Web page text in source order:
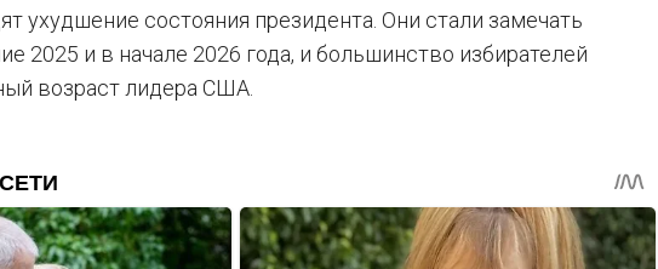
ухудшение состояния президента. Они стали замечать
2025 и в начале 2026 года, и большинство избирателей
возраст лидера США.